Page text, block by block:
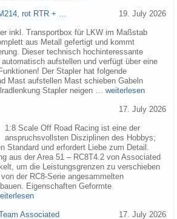
rot RTR + … 19. July 2026
inkl. Transportbox für LKW im Maßstab
aus Metall gefertigt und kommt
Dieser technisch hochinteressante
aufstellen und verfügt über eine
Der Stapler hat folgende
Mast aufstellen Mast schieben Gabeln
Stapler neigen … weiterlesen
17. July 2026
1:8 Scale Off Road Racing ist eine der
anspruchsvollsten Disziplinen des Hobbys;
Standard und erfordert Liebe zum Detail.
aus der Area 51 – RC8T4.2 von Associated
um die Leistungsgrenzen zu verschieben
der RC8-Serie angesammelten
Eigenschaften Geformte
Associated 17. July 2026